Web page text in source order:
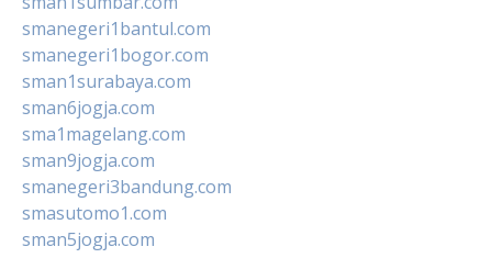
smanegeri1bantul.com
smanegeri1bogor.com
sman1surabaya.com
sman6jogja.com
sma1magelang.com
sman9jogja.com
smanegeri3bandung.com
smasutomo1.com
sman5jogja.com